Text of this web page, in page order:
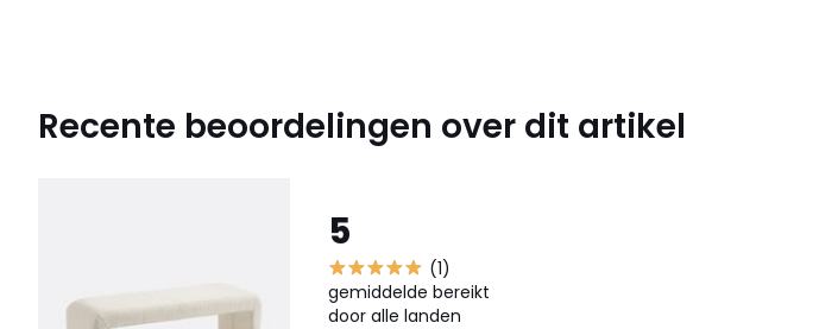
Recente beoordelingen over dit artikel
5
(1)
gemiddelde bereikt
door alle landen